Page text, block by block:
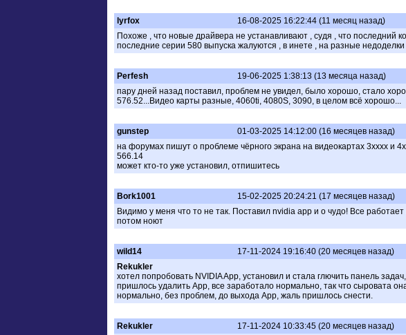
lyrfox
16-08-2025 16:22:44 (11 месяц назад)
Похоже , что новые драйвера не устанавливают , судя , что последний
последние серии 580 выпуска жалуются , в инете , на разные недоделки
Perfesh
19-06-2025 1:38:13 (13 месяца назад)
пару дней назад поставил, проблем не увидел, было хорошо, стало
576.52...Видео карты разные, 4060ti, 4080S, 3090, в целом всё хорошо...
gunstep
01-03-2025 14:12:00 (16 месяцев назад)
на форумах пишут о проблеме чёрного экрана на видеокартах 3хххх и
566.14
может кто-то уже установил, отпишитесь
Bork1001
15-02-2025 20:24:21 (17 месяцев назад)
Видимо у меня что то не так. Поставил nvidia app и о чудо! Все
потом ноют
wild14
17-11-2024 19:16:40 (20 месяцев назад)
Rekukler
хотел попробовать NVIDIA App, установил и стала глючить панель
пришлось удалить App, все заработало нормально, так что сыровата
нормально, без проблем, до выхода App, жаль пришлось снести.
Rekukler 17-11-2024 10:33:45 (20 месяцев назад)